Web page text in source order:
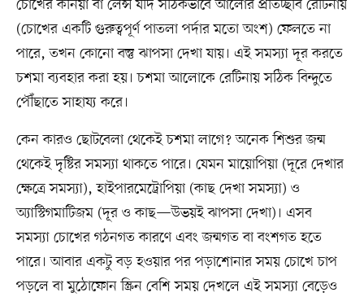
চোখের কর্নিয়া বা লেন্স যদি সঠিকভাবে আলোর প্রতিচ্ছবি রেটিনায়
(চোখের একটি গুরুত্বপূর্ণ পাতলা পর্দার মতো অংশ) ফেলতে না
পারে, তখন কোনো বস্তু ঝাপসা দেখা যায়। এই সমস্যা দূর করতে
চশমা ব্যবহার করা হয়। চশমা আলোকে রেটিনায় সঠিক বিন্দুতে
পৌঁছাতে সাহায্য করে।
কেন কারও ছোটবেলা থেকেই চশমা লাগে? অনেক শিশুর জন্ম
থেকেই দৃষ্টির সমস্যা থাকতে পারে। যেমন মায়োপিয়া (দূরে দেখার
ক্ষেত্রে সমস্যা), হাইপারমেট্রোপিয়া (কাছ দেখা সমস্যা) ও
অ্যাস্টিগমাটিজম (দূর ও কাছ—উভয়ই ঝাপসা দেখা)। এসব
সমস্যা চোখের গঠনগত কারণে এবং জন্মগত বা বংশগত হতে
পারে। আবার একটু বড় হওয়ার পর পড়াশোনার সময় চোখে চাপ
পড়লে বা মুঠোফোন স্ক্রিন বেশি সময় দেখলে এই সমস্যা বেড়েও